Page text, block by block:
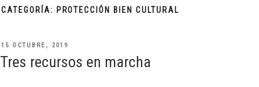
CATEGORÍA: PROTECCIÓN BIEN CULTURAL
PUBLICADO
15 OCTUBRE, 2019
Tres recursos en marcha